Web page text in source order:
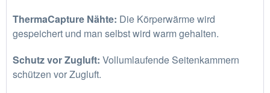
ThermaCapture Nähte: Die Körperwärme wird
gespeichert und man selbst wird warm gehalten.
Schutz vor Zugluft: Vollumlaufende Seitenkammern
schützen vor Zugluft.